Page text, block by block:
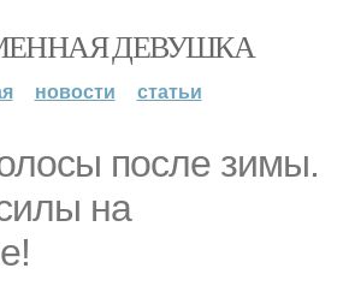
ДЕВУШКА
новости статьи
после зимы.
на